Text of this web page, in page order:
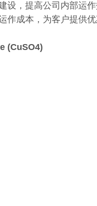
设，提高公司内部运
作成本，为客户提供
(CuSO4)